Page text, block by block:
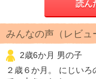
読ん
みんなの声（レビュ
2歳6か月 男の子
２歳６か月。 にじい